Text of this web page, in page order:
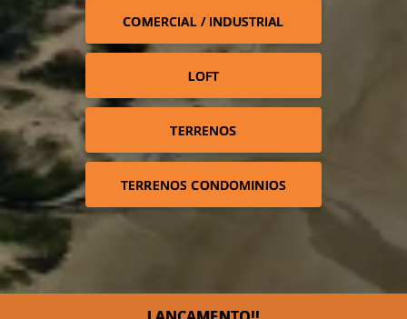
COMERCIAL / INDUSTRIAL
LOFT
TERRENOS
TERRENOS CONDOMINIOS